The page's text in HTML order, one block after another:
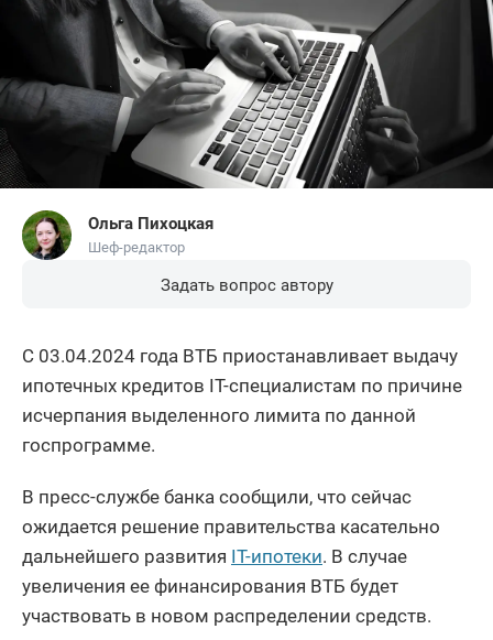
Ольга Пихоцкая
Шеф-редактор
Задать вопрос автору
С 03.04.2024 года ВТБ приостанавливает выдачу
ипотечных кредитов IT-специалистам по причине
исчерпания выделенного лимита по данной
госпрограмме.
В пресс-службе банка сообщили, что сейчас
ожидается решение правительства касательно
дальнейшего развития IT-ипотеки. В случае
увеличения ее финансирования ВТБ будет
участвовать в новом распределении средств.